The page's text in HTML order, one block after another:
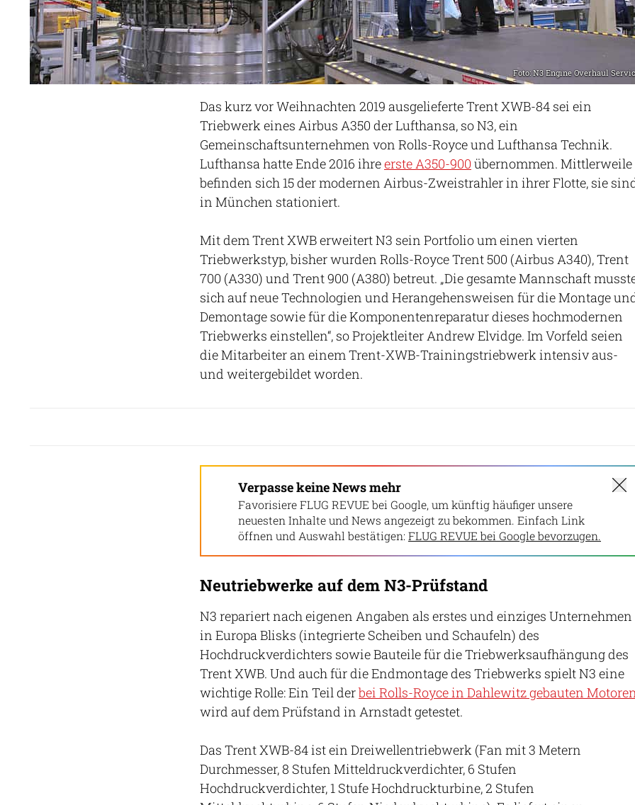
Foto: N3 Engine Overhaul
Das kurz vor Weihnachten 2019 ausgelieferte Trent XWB-84 sei ein
Triebwerk eines Airbus A350 der Lufthansa, so N3, ein
Gemeinschaftsunternehmen von Rolls-Royce und Lufthansa Technik.
Lufthansa hatte Ende 2016 ihreerste A350-900 übernommen. Mittlerweile
befinden sich 15 der modernen Airbus-Zweistrahler in ihrer Flotte, sie
in München stationiert.
Mit dem Trent XWB erweitert N3 sein Portfolio um einen vierten
Triebwerkstyp, bisher wurden Rolls-Royce Trent 500 (Airbus A340), Trent
700 (A330) und Trent 900 (A380) betreut. „Die gesamte Mannschaft
sich auf neue Technologien und Herangehensweisen für die Montage
Demontage sowie für die Komponentenreparatur dieses hochmodernen
Triebwerks einstellen“, so Projektleiter Andrew Elvidge. Im Vorfeld seien
die Mitarbeiter an einem Trent-XWB-Trainingstriebwerk intensiv aus-
und weitergebildet worden.
Verpasse keine News mehr
Favorisiere FLUG REVUE bei Google, um künftig häufiger unsere
neuesten Inhalte und News angezeigt zu bekommen. Einfach Link
öffnen und Auswahl bestätigen: FLUG REVUE bei Google bevorzugen.
Neutriebwerke auf dem N3-Prüfstand
N3 repariert nach eigenen Angaben als erstes und einziges Unternehmen
in Europa Blisks (integrierte Scheiben und Schaufeln) des
Hochdruckverdichters sowie Bauteile für die Triebwerksaufhängung des
Trent XWB. Und auch für die Endmontage des Triebwerks spielt N3 eine
wichtige Rolle: Ein Teil derbei Rolls-Royce in Dahlewitz gebauten
wird auf dem Prüfstand in Arnstadt getestet.
Das Trent XWB-84 ist ein Dreiwellentriebwerk (Fan mit 3 Metern
Durchmesser, 8 Stufen Mitteldruckverdichter, 6 Stufen
Hochdruckverdichter, 1 Stufe Hochdruckturbine, 2 Stufen